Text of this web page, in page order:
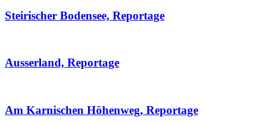
Steirischer Bodensee, Reportage
Ausserland, Reportage
Am Karnischen Höhenweg, Reportage